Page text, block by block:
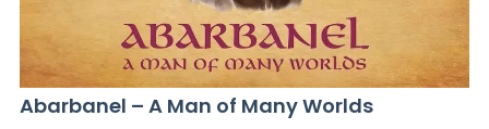
Abarbanel – A Man of Many Worlds